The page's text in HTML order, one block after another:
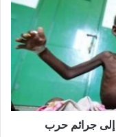
إلى جرائم حرب